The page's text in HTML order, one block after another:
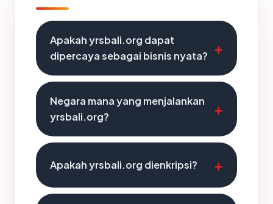
Apakah yrsbali.org dapat
dipercaya sebagai bisnis nyata?
Negara mana yang menjalankan
yrsbali.org?
Apakah yrsbali.org dienkripsi?